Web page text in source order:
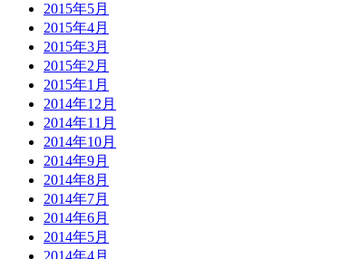
2015年5月
2015年4月
2015年3月
2015年2月
2015年1月
2014年12月
2014年11月
2014年10月
2014年9月
2014年8月
2014年7月
2014年6月
2014年5月